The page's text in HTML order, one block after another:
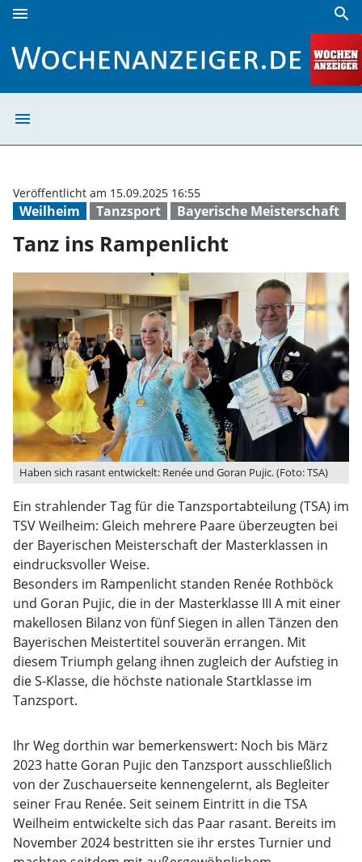
menu search
menu
Weilheim Tanzsport Bayerische Meisterschaft
Veröffentlicht am 15.09.2025 16:55
Tanz ins Rampenlicht
Haben sich rasant entwickelt: Renée und Goran Pujic. (Foto: TSA)
Ein strahlender Tag für die Tanzsportabteilung (TSA) im
TSV Weilheim: Gleich mehrere Paare überzeugten bei
der Bayerischen Meisterschaft der Masterklassen in
eindrucksvoller Weise.
Besonders im Rampenlicht standen Renée Rothböck
und Goran Pujic, die in der Masterklasse III A mit einer
makellosen Bilanz von fünf Siegen in allen Tänzen den
Bayerischen Meistertitel souverän errangen. Mit
diesem Triumph gelang ihnen zugleich der Aufstieg in
die S-Klasse, die höchste nationale Startklasse im
Tanzsport.
Ihr Weg dorthin war bemerkenswert: Noch bis März
2023 hatte Goran Pujic den Tanzsport ausschließlich
von der Zuschauerseite kennengelernt, als Begleiter
seiner Frau Renée. Seit seinem Eintritt in die TSA
Weilheim entwickelte sich das Paar rasant. Bereits im
November 2024 bestritten sie ihr erstes Turnier und